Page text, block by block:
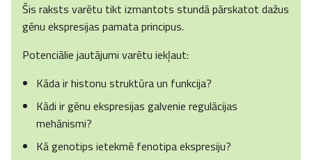
Šis raksts varētu tikt izmantots stundā pārskatot dažus
gēnu ekspresijas pamata principus.
Potenciālie jautājumi varētu iekļaut:
Kāda ir histonu struktūra un funkcija?
Kādi ir gēnu ekspresijas galvenie regulācijas
mehānismi?
Kā genotips ietekmē fenotipa ekspresiju?